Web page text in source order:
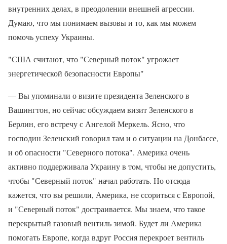
внутренних делах, в преодолении внешней агрессии.
Думаю, что мы понимаем вызовы и то, как мы можем
помочь успеху Украины.
"США считают, что "Северный поток" угрожает
энергетической безопасности Европы"
— Вы упоминали о визите президента Зеленского в
Вашингтон, но сейчас обсуждаем визит Зеленского в
Берлин, его встречу с Ангелой Меркель. Ясно, что
господин Зеленский говорил там и о ситуации на Донбассе,
и об опасности "Северного потока". Америка очень
активно поддерживала Украину в том, чтобы не допустить,
чтобы "Северный поток" начал работать. Но отсюда
кажется, что вы решили, Америка, не ссориться с Европой,
и "Северный поток" достраивается. Мы знаем, что такое
перекрытый газовый вентиль зимой. Будет ли Америка
помогать Европе, когда вдруг Россия перекроет вентиль